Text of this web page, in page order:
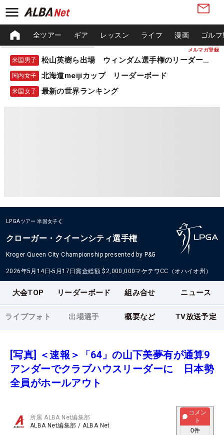
メルマガ登録
全ツアー ギア レッスン ライフ 漫画 ゴル
米国男子 松山英樹ら出場 ウィンダム選手権のリーダーボード
国内女子 北海道meijiカップ リーダーボード
米国女子 最新の世界ランキング
LPGAツアー 米国女子
クローガー・クイーンシティ選手権
Kroger Queen City Championship presented by P&G
2026年5月14日-5月17日賞金総額 $2,000,000マケテワCC（オハイオ州）
大会TOP リーダーボード 組み合せ ニュース
ライブフォト 出場選手 概要など TV放送予定
[写真] ＜速報＞「64」の山下美夢有が通算9
アンダーでクラブハウスリーダーに 日本勢
全員がホールアウト
所属ALBA Net編集部
ALBA Net編集部 / ALBA Net
コメン
ト
0件